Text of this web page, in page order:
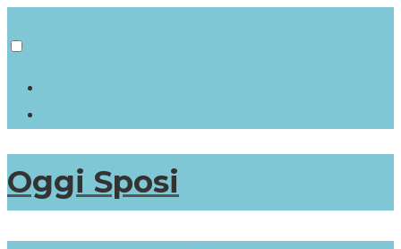
Oggi Sposi